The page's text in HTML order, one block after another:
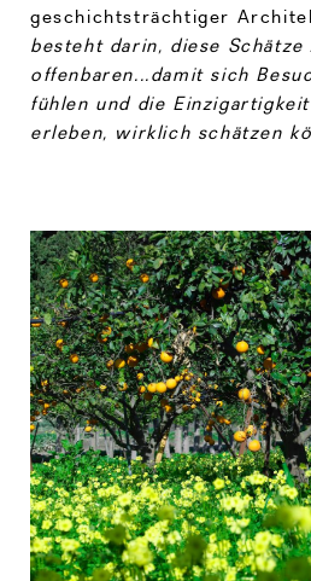
geschichtsträchtiger
besteht darin, diese Schätze
offenbaren...damit sich
fühlen und die
erleben, wirklich schätzen